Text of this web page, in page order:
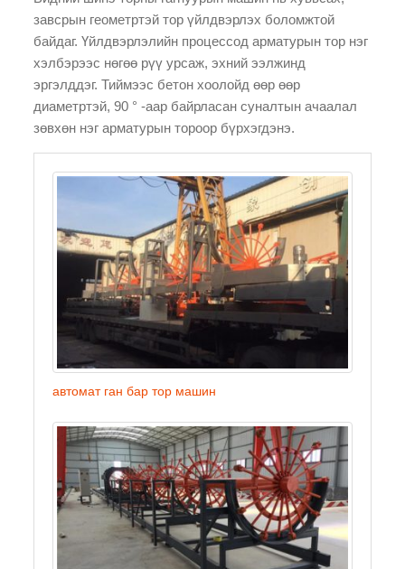
завсрын геометртэй тор үйлдвэрлэх боломжтой
байдаг. Үйлдвэрлэлийн процессод арматурын тор нэг
хэлбэрээс нөгөө рүү урсаж, эхний ээлжинд
эргэлддэг. Тиймээс бетон хоолойд өөр өөр
диаметртэй, 90 ° -аар байрласан суналтын ачаалал
зөвхөн нэг арматурын тороор бүрхэгдэнэ.
автомат ган бар тор машин